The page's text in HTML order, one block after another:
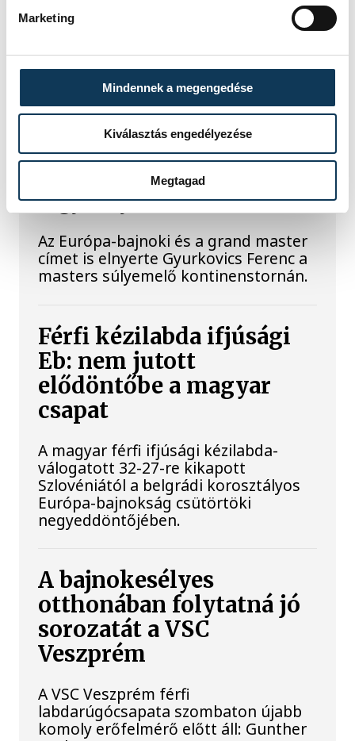
Marketing
Mindennek a megengedése
Kiválasztás engedélyezése
Megtagad
SPORT
Gyurkovics a masters Eb
legjobbja
Az Európa-bajnoki és a grand master
címet is elnyerte Gyurkovics Ferenc a
masters súlyemelő kontinenstornán.
Férfi kézilabda ifjúsági
Eb: nem jutott
elődöntőbe a magyar
csapat
A magyar férfi ifjúsági kézilabda-
válogatott 32-27-re kikapott
Szlovéniától a belgrádi korosztályos
Európa-bajnokság csütörtöki
negyeddöntőjében.
A bajnokesélyes
otthonában folytatná jó
sorozatát a VSC
Veszprém
A VSC Veszprém férfi
labdarúgócsapata szombaton újabb
komoly erőfelmérő előtt áll: Gunther